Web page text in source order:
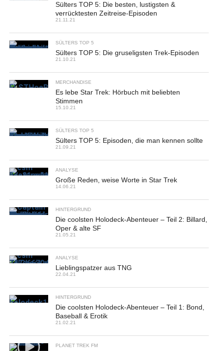
Sülters TOP 5: Die besten, lustigsten &
verrücktesten Zeitreise-Episoden
21.11.21
SÜLTERS TOP 5
Sülters TOP 5: Die gruseligsten Trek-Episoden
21.10.21
MERCHANDISE
Es lebe Star Trek: Hörbuch mit beliebten
Stimmen
15.10.21
SÜLTERS TOP 5
Sülters TOP 5: Episoden, die man kennen sollte
21.09.21
ANALYSE
Große Reden, weise Worte in Star Trek
14.06.21
HINTERGRUND
Die coolsten Holodeck-Abenteuer – Teil 2: Billard,
Oper & alte SF
21.05.21
ANALYSE
Lieblingspatzer aus TNG
22.04.21
HINTERGRUND
Die coolsten Holodeck-Abenteuer – Teil 1: Bond,
Baseball & Erotik
21.02.21
PLANET TREK FM